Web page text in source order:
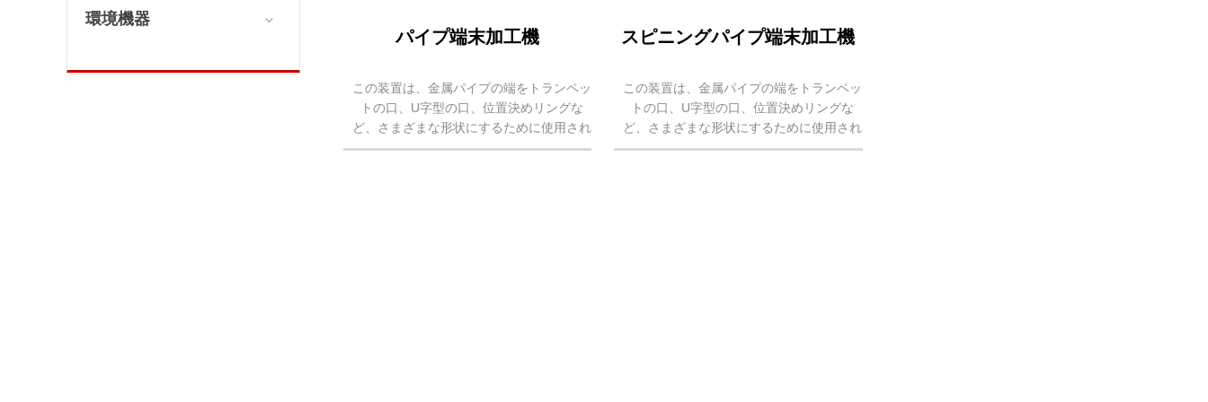
環境機器 
パイプ端末加工機
この装置は、金属パイプの端をトランペッ
トの口、U字型の口、位置決めリングな
ど、さまざまな形状にするために使用され
ます。主に、エアコン、給水器、飛行機、
スピニングパイプ端末加工機
この装置は、金属パイプの端をトランペッ
トの口、U字型の口、位置決めリングな
ど、さまざまな形状にするために使用され
ます。主に、エアコン、給水器、飛行機、